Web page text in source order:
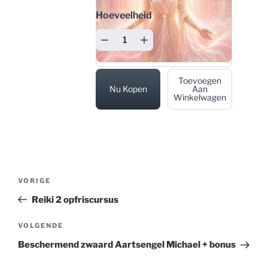
Hoeveelheid
Nu Kopen
Toevoegen
Aan
Winkelwagen
Vorig bericht
VORIGE
Reiki 2 opfriscursus
Volgend bericht
VOLGENDE
Beschermend zwaard Aartsengel Michael + bonus